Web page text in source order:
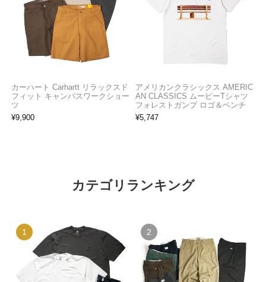
カーハート Carhartt リラックスド
フィット キャンバスワークショー
ツ
¥9,900
アメリカンクラシックス AMERIC
AN CLASSICS ムービーTシャツ
フォレストガンプ ロゴ＆ベンチ
¥5,747
カテゴリランキング